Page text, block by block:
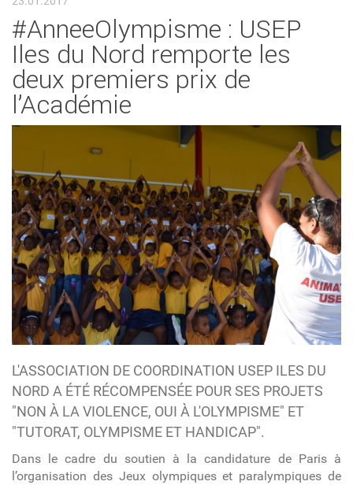
#AnneeOlympisme : USEP
Iles du Nord remporte les
deux premiers prix de
l’Académie
L'ASSOCIATION DE COORDINATION USEP ILES DU
NORD A ÉTÉ RÉCOMPENSÉE POUR SES PROJETS
"NON À LA VIOLENCE, OUI À L'OLYMPISME" ET
"TUTORAT, OLYMPISME ET HANDICAP".
Dans le cadre du soutien à la candidature de Paris à
l’organisation des Jeux olympiques et paralympiques de